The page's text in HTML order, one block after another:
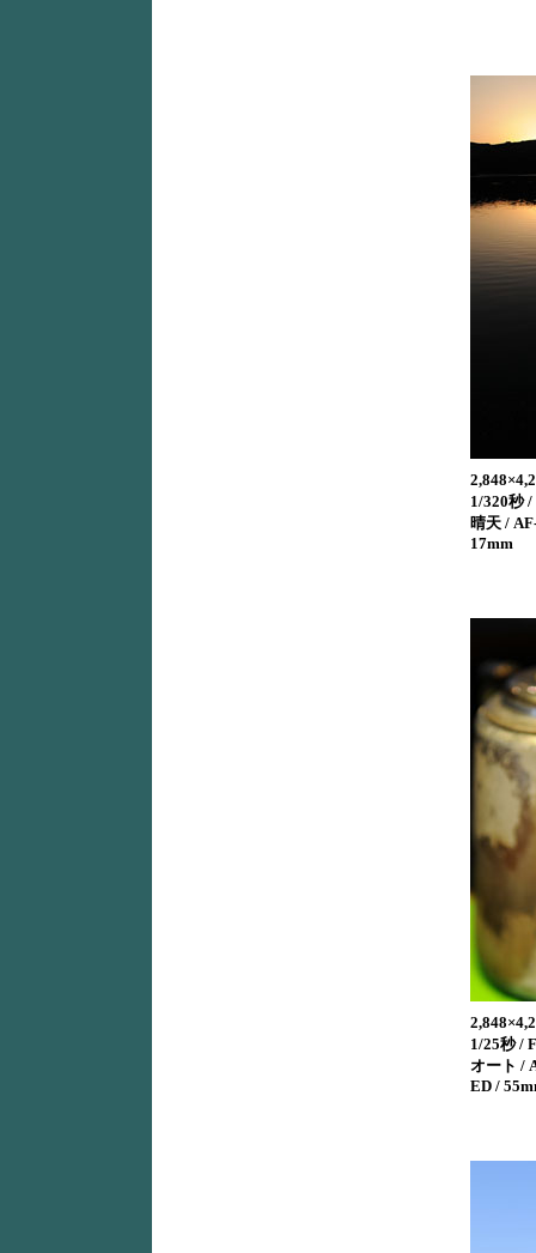
1/320秒
晴天 /
17mm
1/25秒 /
オート /
ED /